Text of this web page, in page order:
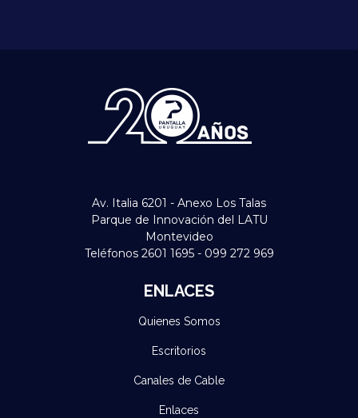
Av. Italia 6201 - Anexo Los Talas
Parque de Innovación del LATU
Montevideo
Teléfonos 2601 1695 - 099 272 969
ENLACES
Quienes Somos
Escritorios
Canales de Cable
Enlaces